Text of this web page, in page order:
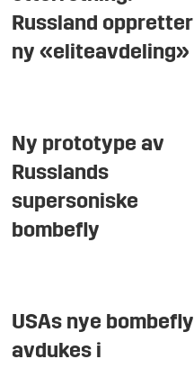
Russland oppretter
ny «eliteavdeling»
Ny prototype av
Russlands
supersoniske
bombefly
USAs nye bombefly
avdukes i